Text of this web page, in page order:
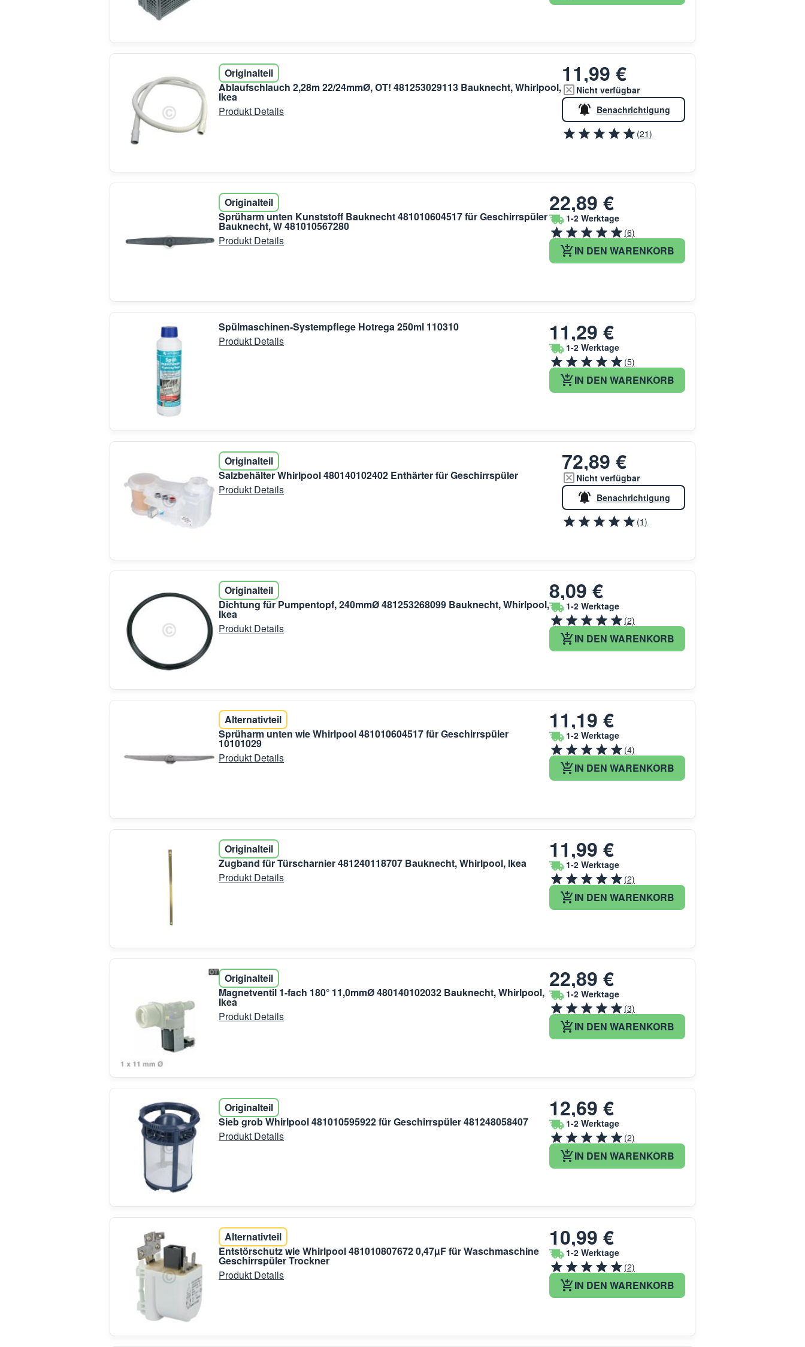
Originalteil
Ablaufschlauch 2,28m 22/24mmØ, OT! 481253029113 Bauknecht, Whirlpool,
Ikea
Produkt Details
11,99 €
Nicht verfügbar
Benachrichtigung
(21)
Originalteil
Sprüharm unten Kunststoff Bauknecht 481010604517 für Geschirrspüler
Bauknecht, W 481010567280
Produkt Details
22,89 €
1-2 Werktage
(6)
IN DEN WARENKORB
Spülmaschinen-Systempflege Hotrega 250ml 110310
Produkt Details
11,29 €
1-2 Werktage
(5)
IN DEN WARENKORB
Originalteil
Salzbehälter Whirlpool 480140102402 Enthärter für Geschirrspüler
Produkt Details
72,89 €
Nicht verfügbar
Benachrichtigung
(1)
Originalteil
Dichtung für Pumpentopf, 240mmØ 481253268099 Bauknecht, Whirlpool,
Ikea
Produkt Details
8,09 €
1-2 Werktage
(2)
IN DEN WARENKORB
Alternativteil
Sprüharm unten wie Whirlpool 481010604517 für Geschirrspüler
10101029
Produkt Details
11,19 €
1-2 Werktage
(4)
IN DEN WARENKORB
Originalteil
Zugband für Türscharnier 481240118707 Bauknecht, Whirlpool, Ikea
Produkt Details
11,99 €
1-2 Werktage
(2)
IN DEN WARENKORB
Originalteil
Magnetventil 1-fach 180° 11,0mmØ 480140102032 Bauknecht, Whirlpool,
Ikea
Produkt Details
22,89 €
1-2 Werktage
(3)
IN DEN WARENKORB
Originalteil
Sieb grob Whirlpool 481010595922 für Geschirrspüler 481248058407
Produkt Details
12,69 €
1-2 Werktage
(2)
IN DEN WARENKORB
Alternativteil
Entstörschutz wie Whirlpool 481010807672 0,47µF für Waschmaschine
Geschirrspüler Trockner
Produkt Details
10,99 €
1-2 Werktage
(2)
IN DEN WARENKORB